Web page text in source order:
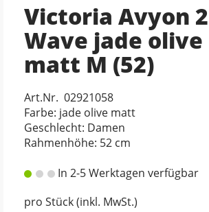
Victoria Avyon 2
Wave jade olive
matt M (52)
Art.Nr. 02921058
Farbe: jade olive matt
Geschlecht: Damen
Rahmenhöhe: 52 cm
In 2-5 Werktagen verfügbar
pro Stück (inkl. MwSt.)